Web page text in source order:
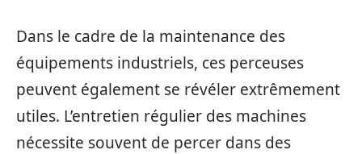
Dans le cadre de la maintenance des
équipements industriels, ces perceuses
peuvent également se révéler extrêmement
utiles. L’entretien régulier des machines
nécessite souvent de percer dans des